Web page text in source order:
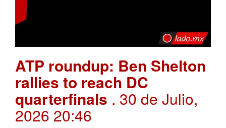
ATP roundup: Ben Shelton
rallies to reach DC
quarterfinals . 30 de Julio,
2026 20:46